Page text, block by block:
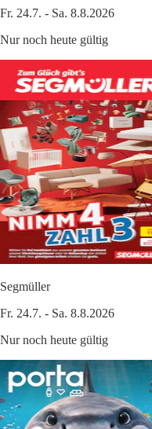
Fr. 24.7. - Sa. 8.8.2026
Nur noch heute gültig
Segmüller
Fr. 24.7. - Sa. 8.8.2026
Nur noch heute gültig